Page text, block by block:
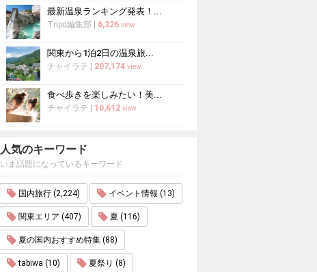
最新温泉ランキング発表！...
Tripα編集部 6,326 view
関東から1泊2日の温泉旅...
チャイラテ 207,174 view
食べ歩きを楽しみたい！美...
チャイラテ 10,612 view
人気のキーワード
いま話題になっているキーワード
国内旅行 (2,224) イベント情報 (13)
関東エリア (407) 夏 (116)
夏の国内おすすめ特集 (88)
tabiwa (10) 夏祭り (8)